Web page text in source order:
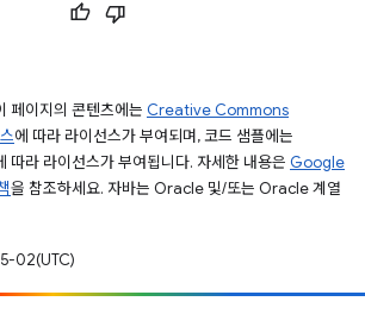
페이지의 콘텐츠에는 Creative Commons
에 따라 라이선스가 부여되며, 코드 샘플에는
따라 라이선스가 부여됩니다. 자세한 내용은 Google
을 참조하세요. 자바는 Oracle 및/또는 Oracle 계열
02(UTC)